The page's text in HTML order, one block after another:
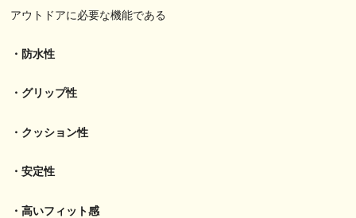
アウトドアに必要な機能である
・防水性
・グリップ性
・クッション性
・安定性
・高いフィット感